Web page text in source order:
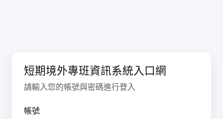
短期境外專班資訊系統入口網
請輸入您的帳號與密碼進行登入
帳號